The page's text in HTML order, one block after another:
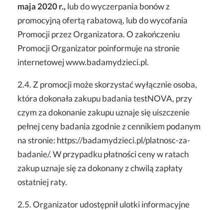
maja 2020 r., lub do wyczerpania bonów z
promocyjną ofertą rabatową, lub do wycofania
Promocji przez Organizatora. O zakończeniu
Promocji Organizator poinformuje na stronie
internetowejwww.badamydzieci.pl.
2.4. Z promocji może skorzystać wyłącznie osoba,
która dokonała zakupu badania testNOVA, przy
czym za dokonanie zakupu uznaje się uiszczenie
pełnej ceny badania zgodnie z cennikiem podanym
na stronie:https://badamydzieci.pl/platnosc-za-
badanie/. W przypadku płatności ceny w ratach
zakup uznaje się za dokonany z chwilą zapłaty
ostatniej raty.
2.5. Organizator udostępnił ulotki informacyjne